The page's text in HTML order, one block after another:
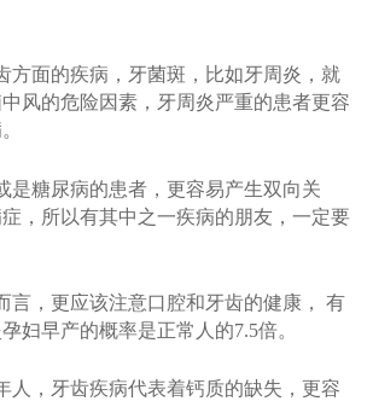
面的疾病，牙菌斑，比如牙周炎，就
风的危险因素，牙周炎严重的患者更容
糖尿病的患者，更容易产生双向关
，所以有其中之一疾病的朋友，一定要
，更应该注意口腔和牙齿的健康， 有
妇早产的概率是正常人的7.5倍。
，牙齿疾病代表着钙质的缺失，更容